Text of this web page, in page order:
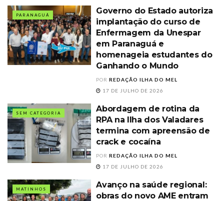
PARANAGUÁ
Governo do Estado autoriza
implantação do curso de
Enfermagem da Unespar
em Paranaguá e
homenageia estudantes do
Ganhando o Mundo
POR REDAÇÃO ILHA DO MEL
17 DE JULHO DE 2026
SEM CATEGORIA
Abordagem de rotina da
RPA na Ilha dos Valadares
termina com apreensão de
crack e cocaína
POR REDAÇÃO ILHA DO MEL
17 DE JULHO DE 2026
MATINHOS
Avanço na saúde regional:
obras do novo AME entram